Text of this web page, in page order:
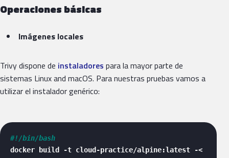
Operaciones básicas
Imágenes locales
Trivy dispone de instaladores para la mayor parte de
sistemas Linux and macOS. Para nuestras pruebas vamos a
utilizar el instalador genérico:
#!/bin/bash
docker build -t cloud-practice/alpine:latest -<